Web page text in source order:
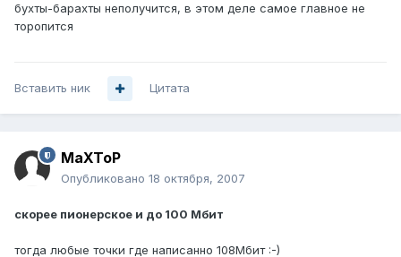
бухты-барахты неполучится, в этом деле самое главное не
торопится
Вставить ник Цитата
MaXToP
Опубликовано 18 октября, 2007
скорее пионерское и до 100 Мбит
тогда любые точки где написанно 108Мбит :-)